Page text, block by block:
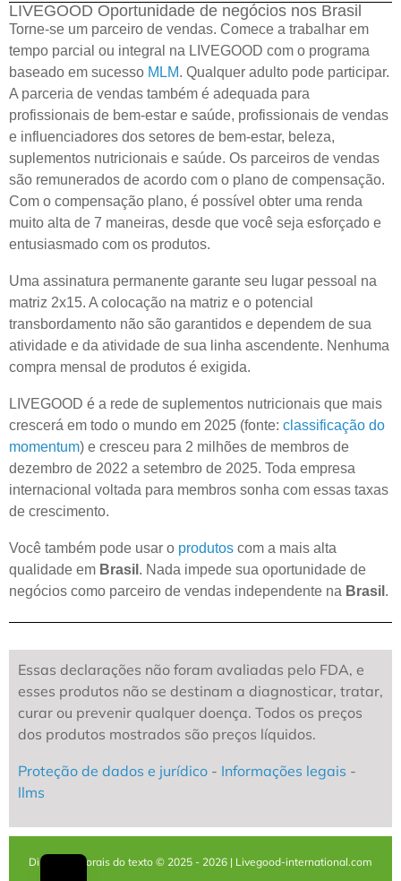
LIVEGOOD Oportunidade de negócios nos Brasil
Torne-se um parceiro de vendas. Comece a trabalhar em
tempo parcial ou integral na LIVEGOOD com o programa
baseado em sucesso MLM. Qualquer adulto pode participar.
A parceria de vendas também é adequada para
profissionais de bem-estar e saúde, profissionais de vendas
e influenciadores dos setores de bem-estar, beleza,
suplementos nutricionais e saúde. Os parceiros de vendas
são remunerados de acordo com o plano de compensação.
Com o compensação plano, é possível obter uma renda
muito alta de 7 maneiras, desde que você seja esforçado e
entusiasmado com os produtos.
Uma assinatura permanente garante seu lugar pessoal na
matriz 2x15. A colocação na matriz e o potencial
transbordamento não são garantidos e dependem de sua
atividade e da atividade de sua linha ascendente. Nenhuma
compra mensal de produtos é exigida.
LIVEGOOD é a rede de suplementos nutricionais que mais
crescerá em todo o mundo em 2025 (fonte: classificação do
momentum) e cresceu para 2 milhões de membros de
dezembro de 2022 a setembro de 2025. Toda empresa
internacional voltada para membros sonha com essas taxas
de crescimento.
Você também pode usar o produtos com a mais alta
qualidade em Brasil . Nada impede sua oportunidade de
negócios como parceiro de vendas independente na Brasil .
Essas declarações não foram avaliadas pelo FDA, e
esses produtos não se destinam a diagnosticar, tratar,
curar ou prevenir qualquer doença. Todos os preços
dos produtos mostrados são preços líquidos.
Proteção de dados e jurídico - Informações legais -
llms
Direitos autorais do texto © 2025 - 2026 | Livegood-international.com